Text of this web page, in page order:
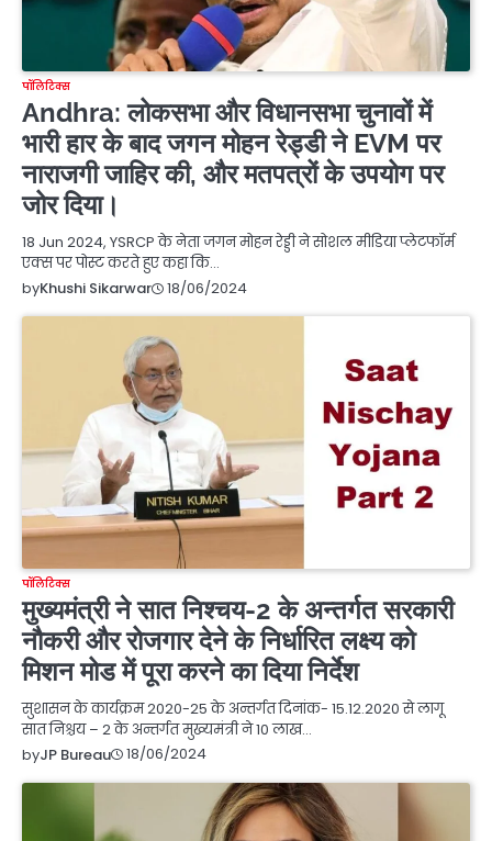
पॉलिटिक्स
Andhra: लोकसभा और विधानसभा चुनावों में
भारी हार के बाद जगन मोहन रेड्डी ने EVM पर
नाराजगी जाहिर की, और मतपत्रों के उपयोग पर
जोर दिया।
18 Jun 2024, YSRCP के नेता जगन मोहन रेड्डी ने सोशल मीडिया प्लेटफॉर्म
एक्स पर पोस्ट करते हुए कहा कि…
byKhushi Sikarwar 18/06/2024
पॉलिटिक्स
मुख्यमंत्री ने सात निश्चय-2 के अन्तर्गत सरकारी
नौकरी और रोजगार देने के निर्धारित लक्ष्य को
मिशन मोड में पूरा करने का दिया निर्देश
सुशासन के कार्यक्रम 2020-25 के अन्तर्गत दिनांक- 15.12.2020 से लागू
सात निश्चय – 2 के अन्तर्गत मुख्यमंत्री ने 10 लाख…
byJP Bureau 18/06/2024